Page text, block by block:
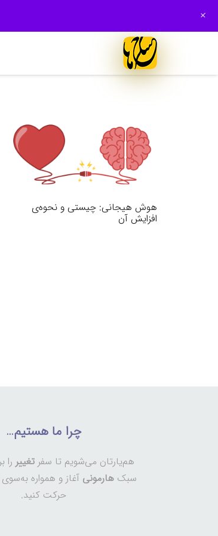
هوش هیجانی: چیستی و نحوه‌ی
افزایش آن
چرا ما هستیم…
هم‌یارتان می‌شویم تا سفر تغییر را
سبک هارمونی آغاز و همواره به‌سوی
حرکت کنید.
+